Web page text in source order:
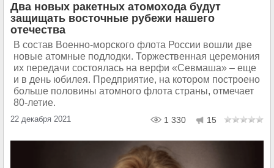
Два новых ракетных атомохода будут
защищать восточные рубежи нашего
отечества
В состав Военно-морского флота России вошли две
новые атомные подлодки. Торжественная церемония
их передачи состоялась на верфи «Севмаша» – еще
и в день юбилея. Предприятие, на котором построено
больше половины атомного флота страны, отмечает
80-летие.
22 декабря 2021 1 330 15